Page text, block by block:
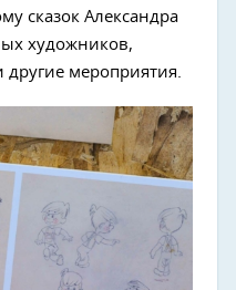
сказок Александра
художников,
другие мероприятия.